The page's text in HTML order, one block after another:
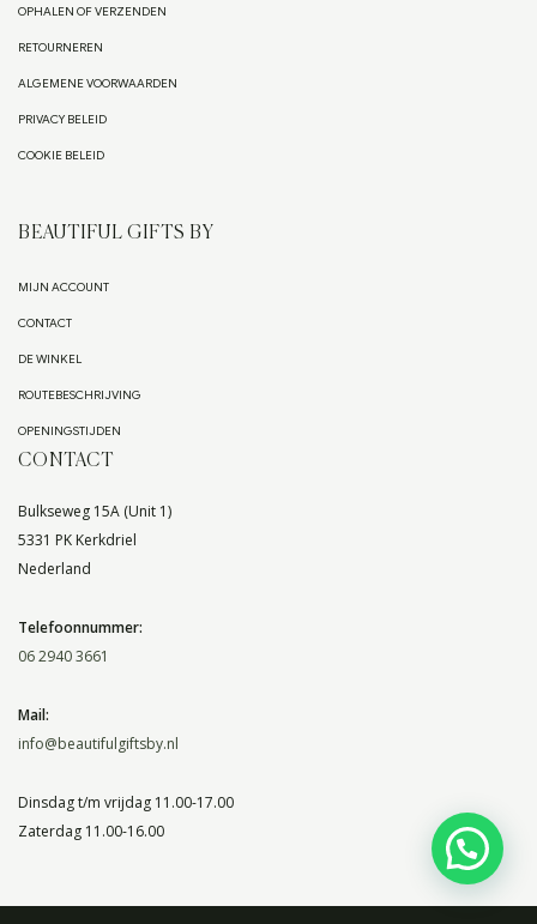
OPHALEN OF VERZENDEN
RETOURNEREN
ALGEMENE VOORWAARDEN
PRIVACY BELEID
COOKIE BELEID
BEAUTIFUL GIFTS BY
MIJN ACCOUNT
CONTACT
DE WINKEL
ROUTEBESCHRIJVING
OPENINGSTIJDEN
CONTACT
Bulkseweg 15A (Unit 1)
5331 PK Kerkdriel
Nederland
Telefoonnummer:
06 2940 3661
Mail:
info@beautifulgiftsby.nl
Dinsdag t/m vrijdag 11.00-17.00
Zaterdag 11.00-16.00